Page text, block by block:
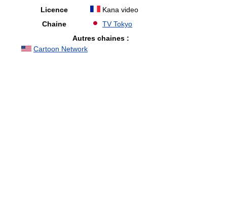
Licence
Kana video
Chaine
TV Tokyo
Autres chaines :
Cartoon Network